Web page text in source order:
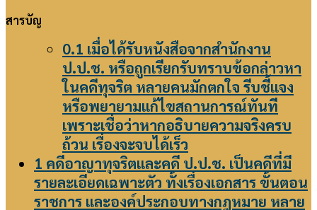
สารบัญ
0.1 เมื่อได้รับหนังสือจากสำนักงาน
ป.ป.ช. หรือถูกเรียกรับทราบข้อกล่าวหา
ในคดีทุจริต หลายคนมักตกใจ รีบชี้แจง
หรือพยายามแก้ไขสถานการณ์ทันที
เพราะเชื่อว่าหากอธิบายความจริงครบ
ถ้วน เรื่องจะจบได้เร็ว
1 คดีอาญาทุจริตและคดี ป.ป.ช. เป็นคดีที่มี
รายละเอียดเฉพาะตัว ทั้งเรื่องเอกสาร ขั้นตอน
ราชการ และองค์ประกอบทางกฎหมาย หลาย